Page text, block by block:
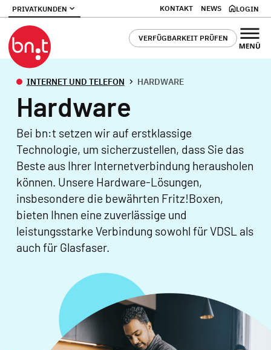
PRIVATKUNDEN KONTAKT NEWS LOGIN
VERFÜGBARKEIT PRÜFEN
INTERNET UND TELEFON HARDWARE
Hardware
Bei bn:t setzen wir auf erstklassige
Technologie, um sicherzustellen, dass Sie das
Beste aus Ihrer Internetverbindung herausholen
können. Unsere Hardware-Lösungen,
insbesondere die bewährten Fritz!Boxen,
bieten Ihnen eine zuverlässige und
leistungsstarke Verbindung sowohl für VDSL als
auch für Glasfaser.